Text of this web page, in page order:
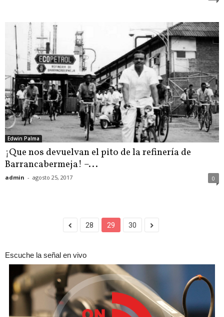
Edwin Palma
¡Que nos devuelvan el pito de la refinería de
Barrancabermeja! –...
admin - agosto 25, 2017 0
28 29 30
Escuche la señal en vivo